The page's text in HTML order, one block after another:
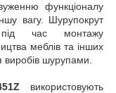
функціоналу
вагу. Шурупокрут
час монтажу
меблів та інших
виробів шурупами.
використовують